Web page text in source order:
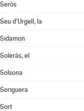
Seròs
Seu d'Urgell, la
Sidamon
Soleràs, el
Solsona
Soriguera
Sort